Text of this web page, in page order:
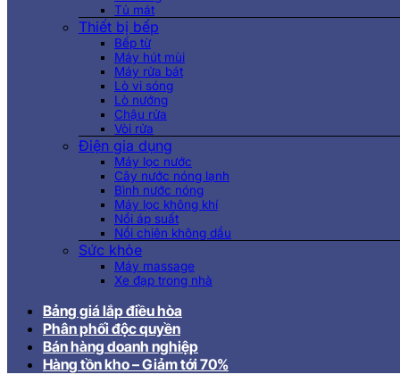
Tủ mát
Thiết bị bếp
Bếp từ
Máy hút mùi
Máy rửa bát
Lò vi sóng
Lò nướng
Chậu rửa
Vòi rửa
Điện gia dụng
Máy lọc nước
Cây nước nóng lạnh
Bình nước nóng
Máy lọc không khí
Nồi áp suất
Nồi chiên không dầu
Sức khỏe
Máy massage
Xe đạp trong nhà
Bảng giá lắp điều hòa
Phân phối độc quyền
Bán hàng doanh nghiệp
Hàng tồn kho – Giảm tới 70%